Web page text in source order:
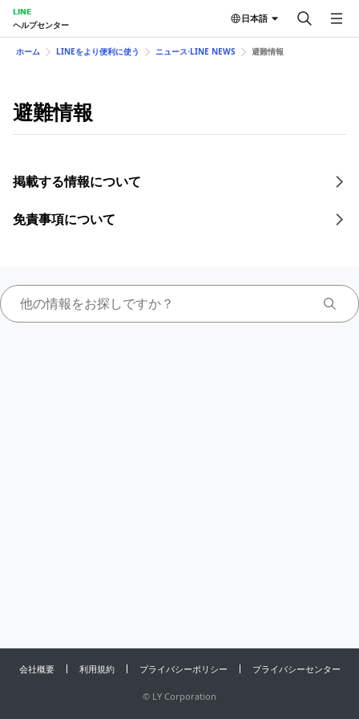
LINE
ヘルプセンター
日本語
ホーム LINEをより便利に使う ニュース⋅LINE NEWS 避難情報
避難情報
掲載する情報について
免責事項について
会社概要 利用規約 プライバシーポリシー プライバシーセンター
© LY Corporation